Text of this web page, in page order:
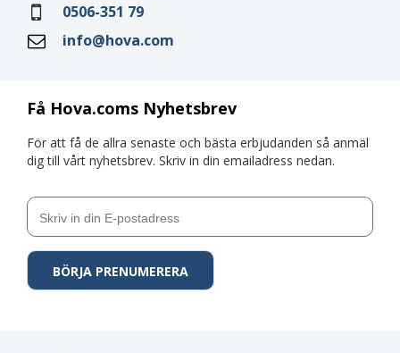
Få Hova.coms Nyhetsbrev
För att få de allra senaste och bästa erbjudanden så anmäl
dig till vårt nyhetsbrev. Skriv in din emailadress nedan.
0506-351 79
info@hova.com